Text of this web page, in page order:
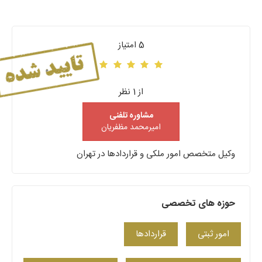
5 امتیاز
از 1 نظر
مشاوره تلفنی
امیرمحمد مظفریان
وکیل متخصص امور ملکی و قراردادها در تهران
حوزه های تخصصی
امور ثبتی قراردادها